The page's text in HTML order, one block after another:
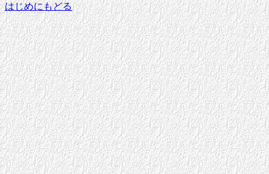
はじめにもどる